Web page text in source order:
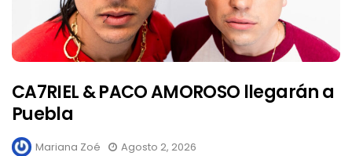
CA7RIEL & PACO AMOROSO llegarán a
Puebla
Mariana Zoé Agosto 2, 2026